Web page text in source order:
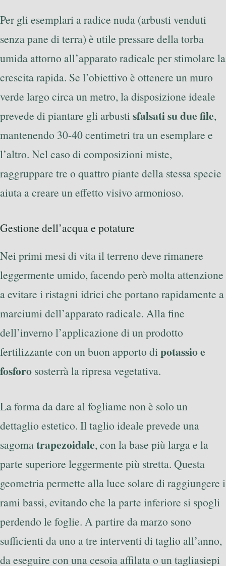
Per gli esemplari a radice nuda (arbusti venduti
senza pane di terra) è utile pressare della torba
umida attorno all’apparato radicale per stimolare la
crescita rapida. Se l’obiettivo è ottenere un muro
verde largo circa un metro, la disposizione ideale
prevede di piantare gli arbustisfalsati su due file,
mantenendo 30-40 centimetri tra un esemplare e
l’altro. Nel caso di composizioni miste,
raggruppare tre o quattro piante della stessa specie
aiuta a creare un effetto visivo armonioso.
Gestione dell’acqua e potature
Nei primi mesi di vita il terreno deve rimanere
leggermente umido, facendo però molta attenzione
a evitare i ristagni idrici che portano rapidamente a
marciumi dell’apparato radicale. Alla fine
dell’inverno l’applicazione di un prodotto
fertilizzante con un buon apporto di potassio e
fosforo sosterrà la ripresa vegetativa.
La forma da dare al fogliame non è solo un
dettaglio estetico. Il taglio ideale prevede una
sagomatrapezoidale, con la base più larga e la
parte superiore leggermente più stretta. Questa
geometria permette alla luce solare di raggiungere i
rami bassi, evitando che la parte inferiore si spogli
perdendo le foglie. A partire da marzo sono
sufficienti da uno a tre interventi di taglio all’anno,
da eseguire con una cesoia affilata o un tagliasiepi